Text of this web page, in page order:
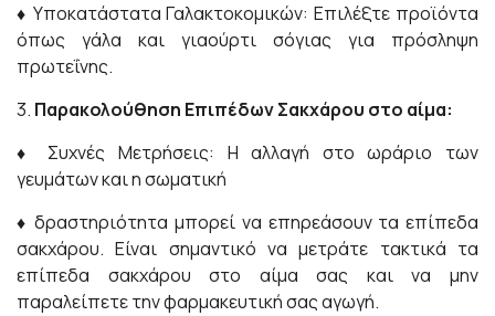
♦ Υποκατάστατα Γαλακτοκομικών: Επιλέξτε προϊόντα
όπως γάλα και γιαούρτι σόγιας για πρόσληψη
πρωτεΐνης.
3. Παρακολούθηση Επιπέδων Σακχάρου στο αίμα:
♦ Συχνές Μετρήσεις: Η αλλαγή στο ωράριο των
γευμάτων και η σωματική
♦δραστηριότητα μπορεί να επηρεάσουν τα επίπεδα
σακχάρου. Είναι σημαντικό να μετράτε τακτικά τα
επίπεδα σακχάρου στο αίμα σας και να μην
παραλείπετε την φαρμακευτική σας αγωγή.